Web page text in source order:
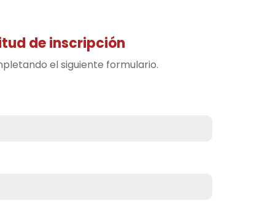
de inscripción
el siguiente formulario.